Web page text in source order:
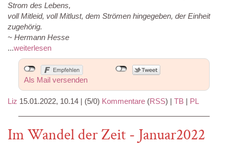
Strom des Lebens,
voll Mitleid, voll Mitlust, dem Strömen hingegeben, der Einheit
zugehörig.
~ Hermann Hesse
...weiterlesen
Als Mail versenden
Liz 15.01.2022, 10.14 | (5/0) Kommentare (RSS) | TB | PL
Im Wandel der Zeit - Januar2022